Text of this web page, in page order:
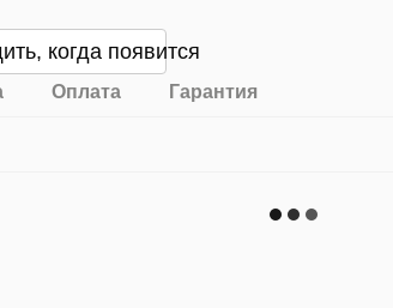
когда появится
Оплата Гарантия